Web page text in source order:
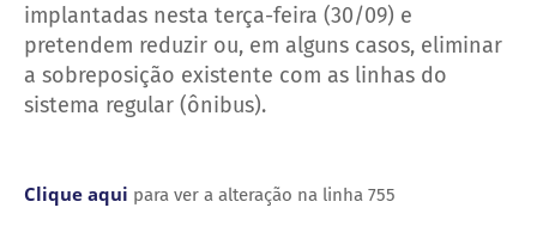
implantadas nesta terça-feira (30/09) e
pretendem reduzir ou, em alguns casos, eliminar
a sobreposição existente com as linhas do
sistema regular (ônibus).
Clique aqui para ver a alteração na linha 755